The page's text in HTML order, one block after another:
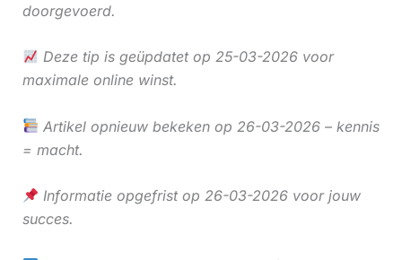
doorgevoerd.
Deze tip is geüpdatet op 25-03-2026 voor
maximale online winst.
Artikel opnieuw bekeken op 26-03-2026 – kennis
= macht.
Informatie opgefrist op 26-03-2026 voor jouw
succes.